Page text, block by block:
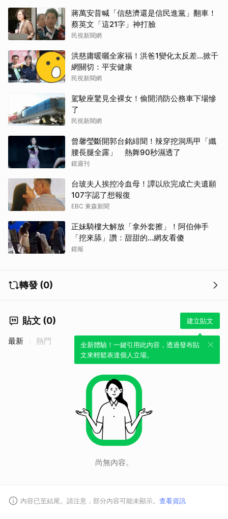
蔣萬安昔喊「信慈濟還是信民進黨」翻車！
蔡英文「這21字」神打臉
民視新聞網
洪慈庸暖曬全家福！洪爸1變化太反差…掀千
網關切：平安健康
民視新聞網
駕駛座驚見全裸女！偷開消防公務車下場慘
了
民視新聞網
曾馨瑩斷開郭台銘緋聞！辣穿挖洞馬甲「纖
腰長腿全露」 熱舞90秒濕透了
鏡週刊
台玻夫人挨控冷血母！譚以欣完成亡夫遺願
107字認了想報復
EBC 東森新聞
正妹騎樓大解放「拿外套擦」！阿伯伸手
「挖來舔」讚：甜甜的...網友看傻
鏡報
轉發 (0)
貼文 (0) 建立貼文
全新體驗！一鍵引用此內容，透過發布貼
文來輕鬆表達個人立場。
最新 熱門
尚無內容。
內容已至結尾。請注意，部分內容可能未顯示。 查看資訊